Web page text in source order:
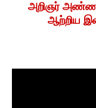
அறிஞர்
ஆற்றிய